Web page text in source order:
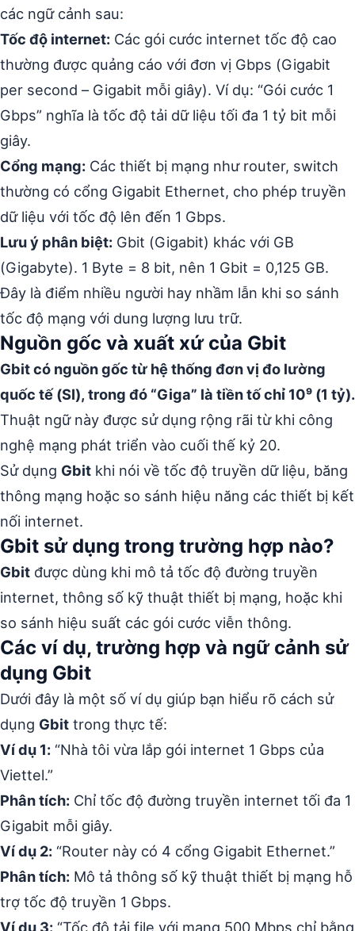
các ngữ cảnh sau:
Tốc độ internet: Các gói cước internet tốc độ cao
thường được quảng cáo với đơn vị Gbps (Gigabit
per second – Gigabit mỗi giây). Ví dụ: “Gói cước 1
Gbps” nghĩa là tốc độ tải dữ liệu tối đa 1 tỷ bit mỗi
giây.
Cổng mạng: Các thiết bị mạng như router, switch
thường có cổng Gigabit Ethernet, cho phép truyền
dữ liệu với tốc độ lên đến 1 Gbps.
Lưu ý phân biệt: Gbit (Gigabit) khác với GB
(Gigabyte). 1 Byte = 8 bit, nên 1 Gbit = 0,125 GB.
Đây là điểm nhiều người hay nhầm lẫn khi so sánh
tốc độ mạng với dung lượng lưu trữ.
Nguồn gốc và xuất xứ của Gbit
Gbit có nguồn gốc từ hệ thống đơn vị đo lường
quốc tế (SI), trong đó “Giga” là tiền tố chỉ 10⁹ (1 tỷ).
Thuật ngữ này được sử dụng rộng rãi từ khi công
nghệ mạng phát triển vào cuối thế kỷ 20.
Sử dụng Gbit khi nói về tốc độ truyền dữ liệu, băng
thông mạng hoặc so sánh hiệu năng các thiết bị kết
nối internet.
Gbit sử dụng trong trường hợp nào?
Gbit được dùng khi mô tả tốc độ đường truyền
internet, thông số kỹ thuật thiết bị mạng, hoặc khi
so sánh hiệu suất các gói cước viễn thông.
Các ví dụ, trường hợp và ngữ cảnh sử
dụng Gbit
Dưới đây là một số ví dụ giúp bạn hiểu rõ cách sử
dụng Gbit trong thực tế:
Ví dụ 1: “Nhà tôi vừa lắp gói internet 1 Gbps của
Viettel.”
Phân tích: Chỉ tốc độ đường truyền internet tối đa 1
Gigabit mỗi giây.
Ví dụ 2: “Router này có 4 cổng Gigabit Ethernet.”
Phân tích: Mô tả thông số kỹ thuật thiết bị mạng hỗ
trợ tốc độ truyền 1 Gbps.
Ví dụ 3: “Tốc độ tải file với mạng 500 Mbps chỉ bằng